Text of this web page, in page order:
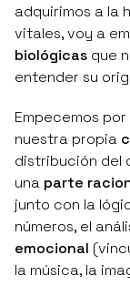
adquirimos a la
vitales, voy a
biológicas que
entender su
Empecemos
nuestra propia
distribución del
una parte
junto con la
números, el
emocional
la música, la